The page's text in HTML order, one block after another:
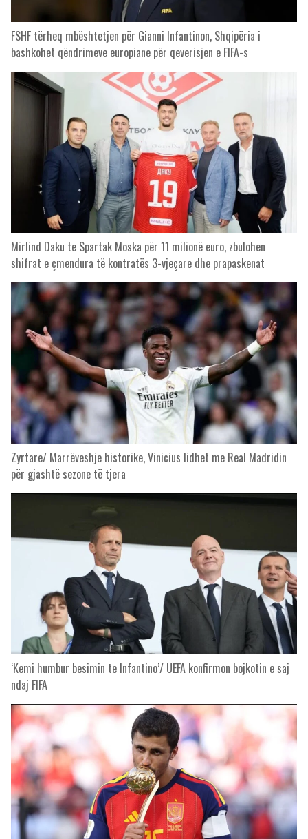
FSHF tërheq mbështetjen për Gianni Infantinon, Shqipëria i
bashkohet qëndrimeve europiane për qeverisjen e FIFA-s
Mirlind Daku te Spartak Moska për 11 milionë euro, zbulohen
shifrat e çmendura të kontratës 3-vjeçare dhe prapaskenat
Zyrtare/ Marrëveshje historike, Vinicius lidhet me Real Madridin
për gjashtë sezone të tjera
‘Kemi humbur besimin te Infantino’/ UEFA konfirmon bojkotin e saj
ndaj FIFA